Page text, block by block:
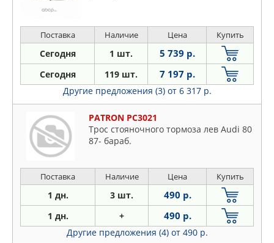
Поставка Наличие Цена Купить
Сегодня 1 шт. 5 739 р.
Сегодня 119 шт. 7 197 р.
Другие предложения (3) от 6 317 р.
PATRON PC3021
Трос стояночного тормоза лев Audi 80
87- бараб.
Поставка Наличие Цена Купить
1 дн. 3 шт. 490 р.
1 дн. + 490 р.
Другие предложения (4) от 490 р.